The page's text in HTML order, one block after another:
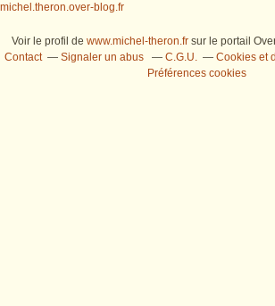
michel.theron.over-blog.fr
Voir le profil de www.michel-theron.fr sur le portail
Contact
Signaler un abus C.G.U.
Cookies et
Préférences cookies